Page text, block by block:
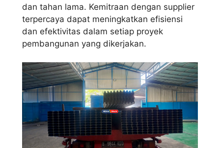
dan tahan lama. Kemitraan dengan supplier
terpercaya dapat meningkatkan efisiensi
dan efektivitas dalam setiap proyek
pembangunan yang dikerjakan.